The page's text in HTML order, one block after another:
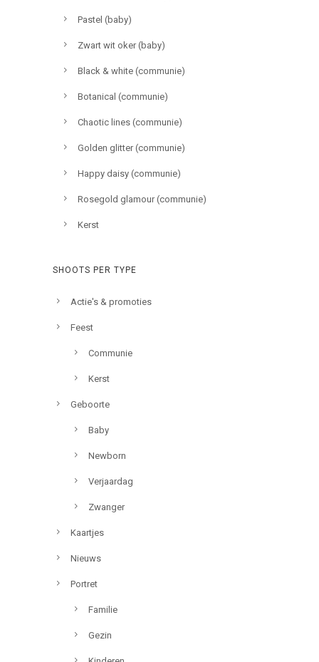
Pastel (baby)
Zwart wit oker (baby)
Black & white (communie)
Botanical (communie)
Chaotic lines (communie)
Golden glitter (communie)
Happy daisy (communie)
Rosegold glamour (communie)
Kerst
SHOOTS PER TYPE
Actie's & promoties
Feest
Communie
Kerst
Geboorte
Baby
Newborn
Verjaardag
Zwanger
Kaartjes
Nieuws
Portret
Familie
Gezin